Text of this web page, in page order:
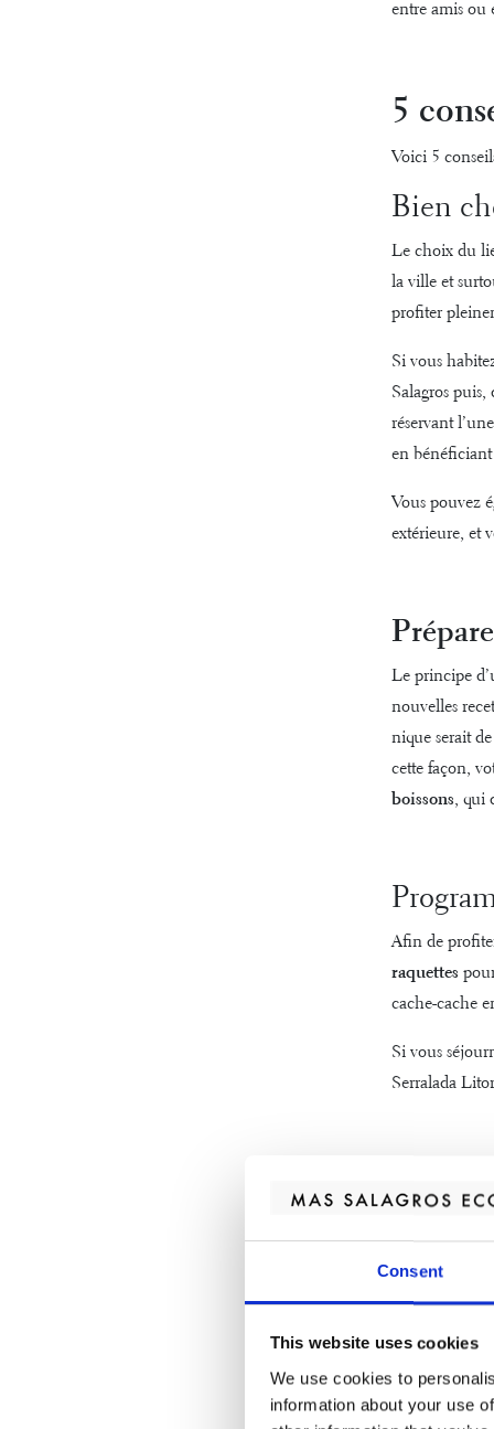
Consent
This website uses cookies
We use cookies to
information about your use
entre amis ou
5
Voici 5
Bien
Le choix du
la ville et
profiter
Si vous
Salagros
réservant
en
Vous pouvez
extérieure, et
Le principe
nouvelles
nique serait
cette façon,
boissons, qui
Afin de
raquettes
cache-cache
Si vous
Serralada
averse.